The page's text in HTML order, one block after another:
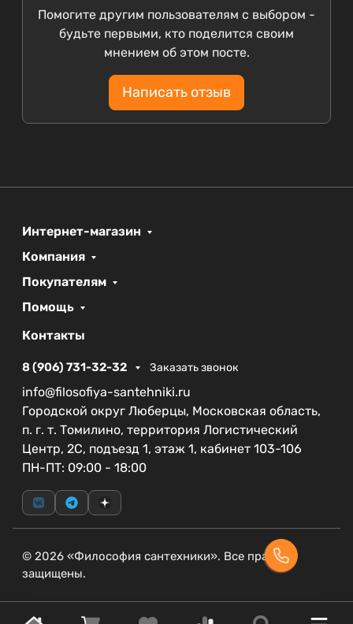
Помогите другим пользователям с выбором -
будьте первыми, кто поделится своим
мнением об этом посте.
Написать отзыв
Интернет-магазин
Компания
Покупателям
Помощь
Контакты
8 (906) 731-32-32 Заказать звонок
info@filosofiya-santehniki.ru
Городской округ Люберцы, Московская область,
п. г. т. Томилино, территория Логистический
Центр, 2С, подъезд 1, этаж 1, кабинет 103-106
ПН-ПТ: 09:00 - 18:00
© 2026 «Философия сантехники». Все права
защищены.